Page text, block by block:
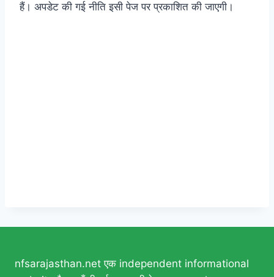
हैं। अपडेट की गई नीति इसी पेज पर प्रकाशित की जाएगी।
nfsarajasthan.net एक independent informational